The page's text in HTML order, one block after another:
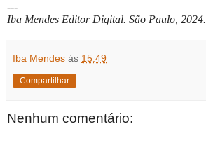
---
Iba Mendes Editor Digital. São Paulo, 2024.
Iba Mendes às 15:49
Compartilhar
Nenhum comentário: